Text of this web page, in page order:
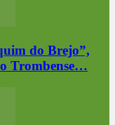
do Brejo”,
Trombense…